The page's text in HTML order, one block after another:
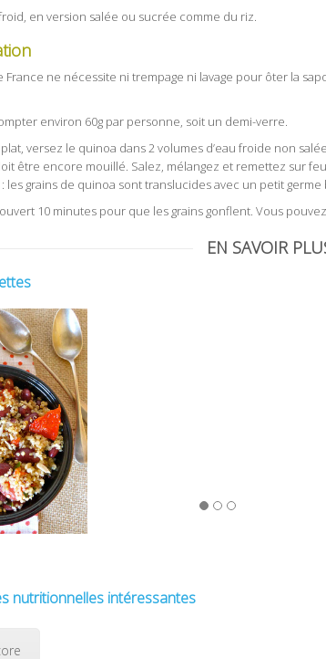
en version salée ou sucrée comme du riz.
ne nécessite ni trempage ni lavage pour ôter la
environ 60g par personne, soit un demi-verre.
versez le quinoa dans 2 volumes d’eau froide non
être encore mouillé. Salez, mélangez et remettez sur
les grains de quinoa sont translucides avec un petit
10 minutes pour que les grains gonflent. Vous
EN SAVOIR
nutritionnelles intéressantes